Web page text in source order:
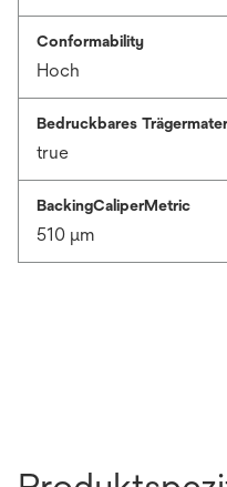
Conformability
Hoch
Bedruckbares
true
BackingCaliperMetric
510 μm